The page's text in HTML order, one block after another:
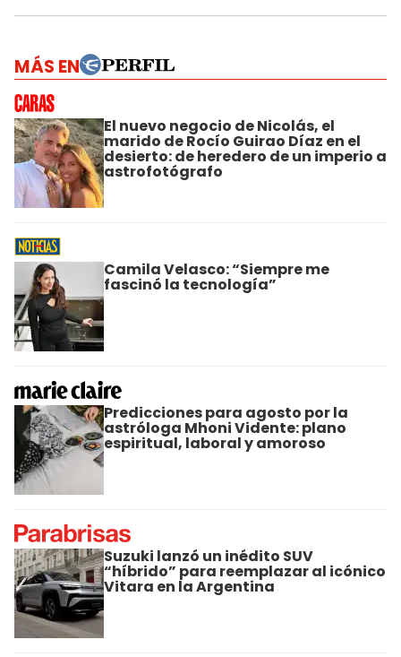
MÁS EN
El nuevo negocio de Nicolás, el
marido de Rocío Guirao Díaz en el
desierto: de heredero de un imperio a
astrofotógrafo
Camila Velasco: “Siempre me
fascinó la tecnología”
Predicciones para agosto por la
astróloga Mhoni Vidente: plano
espiritual, laboral y amoroso
Suzuki lanzó un inédito SUV
“híbrido” para reemplazar al icónico
Vitara en la Argentina